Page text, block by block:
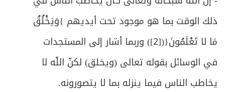
ذلك الوقت بما هو موجود تحت أيديهم }وَيَخْلُقُ
مَا لا تَعْلَمُونَ{([2] ) وربما أشار إلى المستجدات
في الوسائل بقوله تعالى (ويخلق) لكنّ اللّه لا
يخاطب الناس فيما ينزله بما لا يتصورونه.